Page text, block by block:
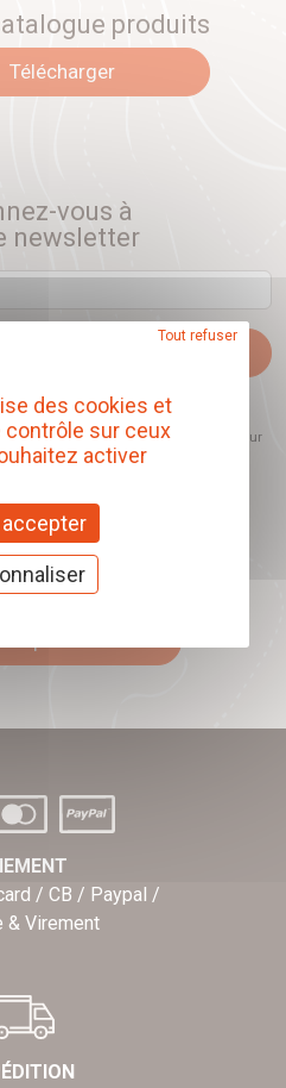
produits
Télécharger
vous à
newsletter
soit mesurée, afin de mieux
et d'améliorer les contenus
à tout moment et reste sans incidence sur
nos chèques
/ CB / Paypal /
& Virement
des cookies et
contrôle sur ceux
activer
Tout refuser